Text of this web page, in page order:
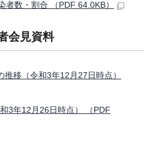
数・割合 （PDF 64.0KB）
会見資料
移（令和3年12月27日時点）
3年12月26日時点） （PDF